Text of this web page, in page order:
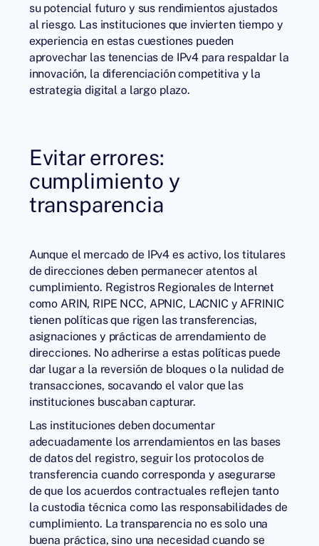
su potencial futuro y sus rendimientos ajustados
al riesgo. Las instituciones que invierten tiempo y
experiencia en estas cuestiones pueden
aprovechar las tenencias de IPv4 para respaldar la
innovación, la diferenciación competitiva y la
estrategia digital a largo plazo.
Evitar errores:
cumplimiento y
transparencia
Aunque el mercado de IPv4 es activo, los titulares
de direcciones deben permanecer atentos al
cumplimiento. Registros Regionales de Internet
como ARIN, RIPE NCC, APNIC, LACNIC y AFRINIC
tienen políticas que rigen las transferencias,
asignaciones y prácticas de arrendamiento de
direcciones. No adherirse a estas políticas puede
dar lugar a la reversión de bloques o la nulidad de
transacciones, socavando el valor que las
instituciones buscaban capturar.
Las instituciones deben documentar
adecuadamente los arrendamientos en las bases
de datos del registro, seguir los protocolos de
transferencia cuando corresponda y asegurarse
de que los acuerdos contractuales reflejen tanto
la custodia técnica como las responsabilidades de
cumplimiento. La transparencia no es solo una
buena práctica, sino una necesidad cuando se